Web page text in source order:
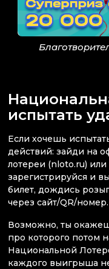
испытать
Если хочешь
действий: зайди на
лотереи (nloto.ru)
зарегистрируйся и
билет, дождись
через сайт/QR/номер.
Возможно, ты
про которого потом
Национальной
каждого выигрыша